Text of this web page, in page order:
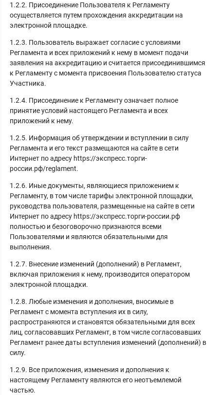
1.2.2. Присоединение Пользователя к Регламенту
осуществляется путем прохождения аккредитации на
электронной площадке.
1.2.3. Пользователь выражает согласие с условиями
Регламента и всех приложений к нему в момент подачи
заявления на аккредитацию и считается присоединившимся
к Регламенту с момента присвоения Пользователю статуса
Участника.
1.2.4. Присоединение к Регламенту означает полное
принятие условий настоящего Регламента и всех
приложений к нему.
1.2.5. Информация об утверждении и вступлении в силу
Регламента и его текст размещаются на сайте в сети
Интернет по адресу https://экспресс.торги-
россии.рф/reglament.
1.2.6. Иные документы, являющиеся приложением к
Регламенту, в том числе тарифы электронной площадки,
руководства пользователя, размещенные на сайте в сети
Интернет по адресу https://экспресс.торги-россии.рф
полностью и безоговорочно признаются всеми
Пользователями и являются обязательными для
выполнения.
1.2.7. Внесение изменений (дополнений) в Регламент,
включая приложения к нему, производится оператором
электронной площадки.
1.2.8. Любые изменения и дополнения, вносимые в
Регламент с момента вступления их в силу,
распространяются и становятся обязательными для всех
лиц, согласовавших Регламент, в том числе согласовавших
Регламент ранее даты вступления изменений (дополнений) в
силу.
1.2.9. Все приложения, изменения и дополнения к
настоящему Регламенту являются его неотъемлемой
частью.